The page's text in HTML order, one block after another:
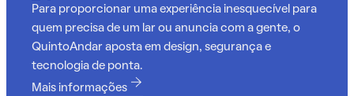
Para proporcionar uma experiência inesquecível para
quem precisa de um lar ou anuncia com a gente, o
QuintoAndar aposta em design, segurança e
tecnologia de ponta.
Mais informações